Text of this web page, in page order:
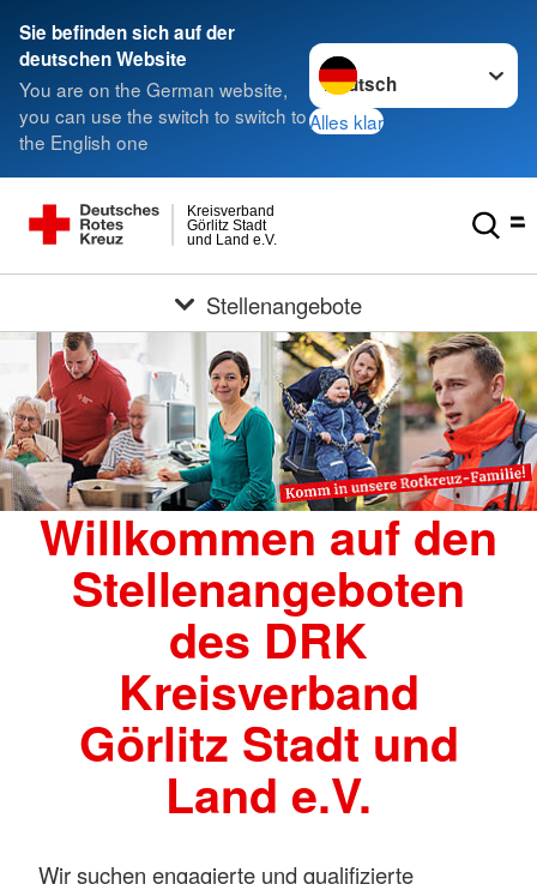
Sie befinden sich auf der
deutschen Website
You are on the German website,
you can use the switch to switch to
the English one
Sprache wechseln zu
Alles klar
und Land e.V.
Görlitz Stadt
Kreisverband
Stellenangebote
Willkommen auf den
Stellenangeboten
des DRK
Kreisverband
Görlitz Stadt und
Land e.V.
Wir suchen engagierte und qualifizierte